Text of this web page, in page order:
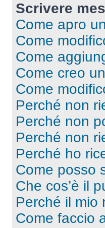
Scrivere
Come apro
Come
Come
Come creo
Come
Perché non
Perché non
Perché non
Perché ho
Come posso
Che cos’è il
Perché il mio
Come faccio